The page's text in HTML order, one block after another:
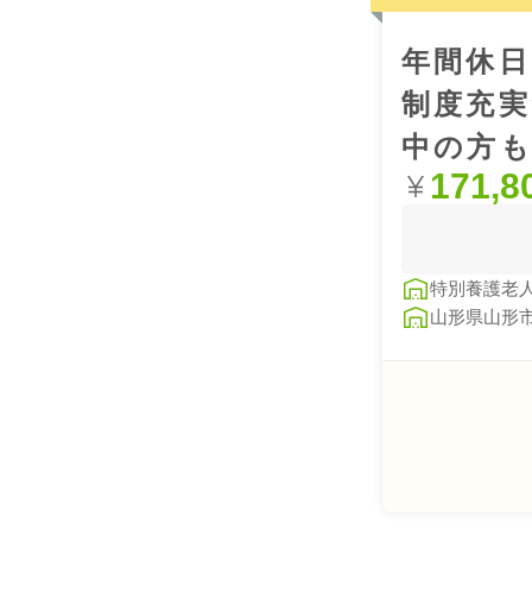
年間休
制度充
中の方
特別養護老
山形県山形